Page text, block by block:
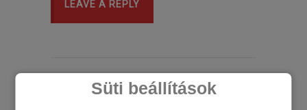
Süti beállítások
LEAVE A REPLY